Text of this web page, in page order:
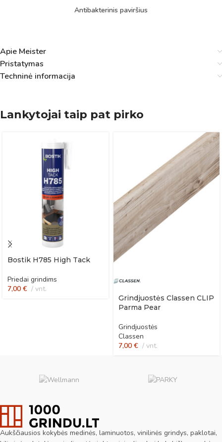
Antibakterinis paviršius
Apie Meister
Pristatymas
Techninė informacija
Lankytojai taip pat pirko
Bostik H785 High Tack
Priedai grindims
7,00 € vnt.
Grindjuostės Classen CLIP
Parma Pear
Grindjuostės
Classen
7,00 € vnt.
Aukščiausios kokybės medinės, laminuotos, vinilinės grindys, paklotai,